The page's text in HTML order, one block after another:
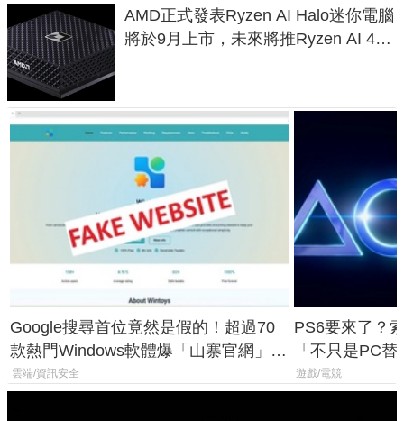
AMD正式發表Ryzen AI Halo迷你電腦
將於9月上市，未來將推Ryzen AI 400
Google搜尋首位竟然是假的！超過70
款熱門Windows軟體爆「山寨官網」危
機
雲端/資訊安全
PS6要來了？
「不只是PC
廳、進軍電競
遊戲/電競